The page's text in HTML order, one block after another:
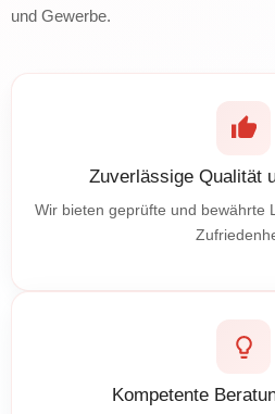
und Gewerbe.
Zuverlässige Qualität
Wir bieten geprüfte und bewährte
Kompetente